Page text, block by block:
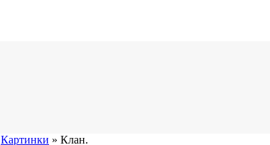
Картинки » Клан.